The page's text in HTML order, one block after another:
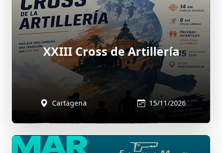
XXIII Cross de Artillería
Cartagena 15/11/2026